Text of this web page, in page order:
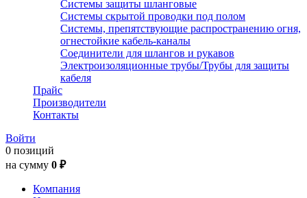
Системы защиты шланговые
Системы скрытой проводки под полом
Системы, препятствующие распространению огня,
огнестойкие кабель-каналы
Соединители для шлангов и рукавов
Электроизоляционные трубы/Трубы для защиты
кабеля
Прайс
Производители
Контакты
Войти
0 позиций
на сумму 0 ₽
Компания